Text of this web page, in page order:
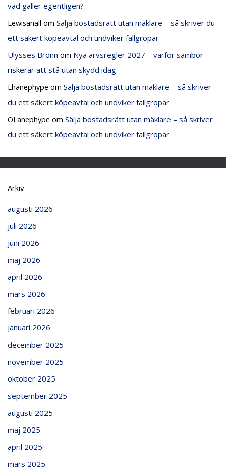
vad gäller egentligen?
Lewisanall om Sälja bostadsrätt utan mäklare – så skriver du
ett säkert köpeavtal och undviker fallgropar
Ulysses Bronn om Nya arvsregler 2027 – varför sambor
riskerar att stå utan skydd idag
Lhanephype om Sälja bostadsrätt utan mäklare – så skriver
du ett säkert köpeavtal och undviker fallgropar
OLanephype om Sälja bostadsrätt utan mäklare – så skriver
du ett säkert köpeavtal och undviker fallgropar
Arkiv
augusti 2026
juli 2026
juni 2026
maj 2026
april 2026
mars 2026
februari 2026
januari 2026
december 2025
november 2025
oktober 2025
september 2025
augusti 2025
maj 2025
april 2025
mars 2025